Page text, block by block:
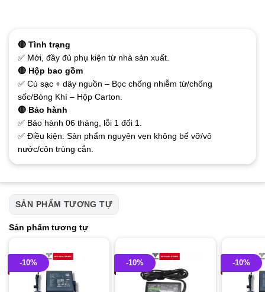
🔴 Tình trạng
✅ Mới, đầy đủ phụ kiện từ nhà sản xuất.
🔴 Hộp bao gồm
✅ Củ sạc + dây nguồn – Bọc chống nhiễm từ/chống
sốc/Bóng Khí – Hộp Carton.
🔴 Bảo hành
✅ Bảo hành 06 tháng, lỗi 1 đổi 1.
✅ Điều kiện: Sản phẩm nguyên vẹn không bể vỡ/vô
nước/côn trùng cắn.
SẢN PHẨM TƯƠNG TỰ
Sản phẩm tương tự
-10% -10% -10%